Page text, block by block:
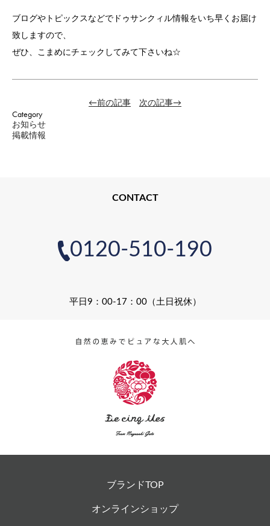
ブログやトピックスなどでドゥサンクィル情報をいち早くお届け
致しますので、
ぜひ、こまめにチェックしてみて下さいね☆
←前の記事 次の記事→
Category
お知らせ
掲載情報
CONTACT
0120-510-190
平日9：00-17：00（土日祝休）
ブランドTOP
オンラインショップ